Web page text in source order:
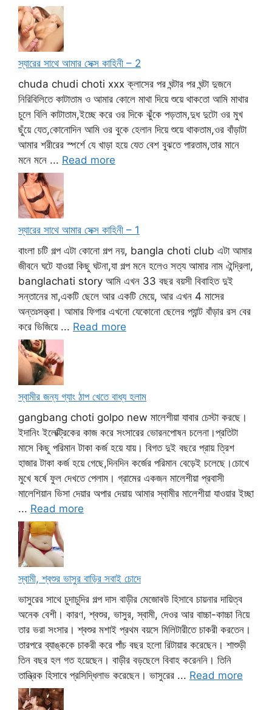
স্যারের সাথে আমার সেক্স কাহিনী – 2
chuda chudi choti xxx ক্লাসের পর ঘন্টার পর ঘন্টা দুজনে
নিরিবিলিতে কাটাতাম ও আমার কোলে মাথা দিয়ে শুয়ে থাকতো আমি মাথার
চুলে বিলি কাটাতাম,ইচ্ছে করে ওর দিকে ঝুঁকে পড়তাম,দুধ দুটো ওর মুখ
ছুঁয়ে যেত,কোনোদিন আমি ওর বুকে হেলান দিয়ে শুয়ে থাকতাম,ওর বাঁড়াটা
আমার শরীরের স্পর্শে যে খাড়া হয়ে যেত বেশ বুঝতে পারতাম,তার মানে
মনে মনে ... Read more
স্যারের সাথে আমার সেক্স কাহিনী – 1
বাংলা চটি গল্প এটা কোনো গল্প নয়, bangla choti club এটা আমার
জীবনে ঘটে যাওয়া কিছু ঘটনা,যা গল্প মনে হলেও সত্য আমার নাম ঐন্দ্রিলা,
banglachati story আমি এখন 33 বছর বয়সী বিবাহিত দুই
সন্তানের মা,একটি ছেলে আর একটি মেয়ে, আর এখন 4 মাসের
অন্তঃসত্ত্বা। আমার ফিগার এখনো যেকোনো ছেলের প্যান্ট বাঁড়ার রস বের
করে ভিজিয়ে ... Read more
স্বামীর জন্য গ্যাং ঠাপ খেতে বাধ্য হলাম
gangbang choti golpo new মালেশীয়া যাবার চেস্টা করছে।
ইদানিং ইলেক্ট্রিকের কাজ করে সংসারের ভোরনপোষন চলেনা।প্রতিটা
মাসে কিছু পরিমান টাকা কর্জ হয়ে যায়। বিগত দুই বছরে প্রায় ত্রিশ
হাজার টাকা কর্জ হয়ে গেছে,দিনদিন কর্জের পরিমান বেড়েই চলেছে।চোখে
মুখে ষর্ষে ফুল দেখতে পেলাম। গ্রামের একজন মালেশীয়া প্রবাসী
মালেশিয়ান ভিসা দেয়ার অপার দেয়ায় আমার স্বামীর মালেশীয়া যাওয়ার ইচ্ছা
... Read more
স্বামী, শ্বশুর ভাসুর বাড়ির সবাই চোদে
ভাসুরের সাথে চুদাচুদির গল্প দাস বাড়ীর মেজোবউ হিসাবে চায়নার দায়িত্ব
অনেক বেশী। কারণ, শ্বশুর, ভাসুর, স্বামী, দেওর আর বাচ্চা-কাচ্চা নিয়ে
তার ভরা সংসার। শ্বশুর মশাই প্রথম বয়সে মিলিটারীতে চাকরী করতেন।
তারপরে ব্যাঙ্ককে চাকরী করে পাঁচ বছর হলো রিটায়ার করেছেন। শাশুড়ী
তিন বছর হল গত হয়েছেন। বাড়ীর বড়ছেলে বিবাহ করেননি। তিনি
তান্ত্রিক হিসাবে প্রসিদ্ধিলাভ করেছেন। ভাসুরের ... Read more